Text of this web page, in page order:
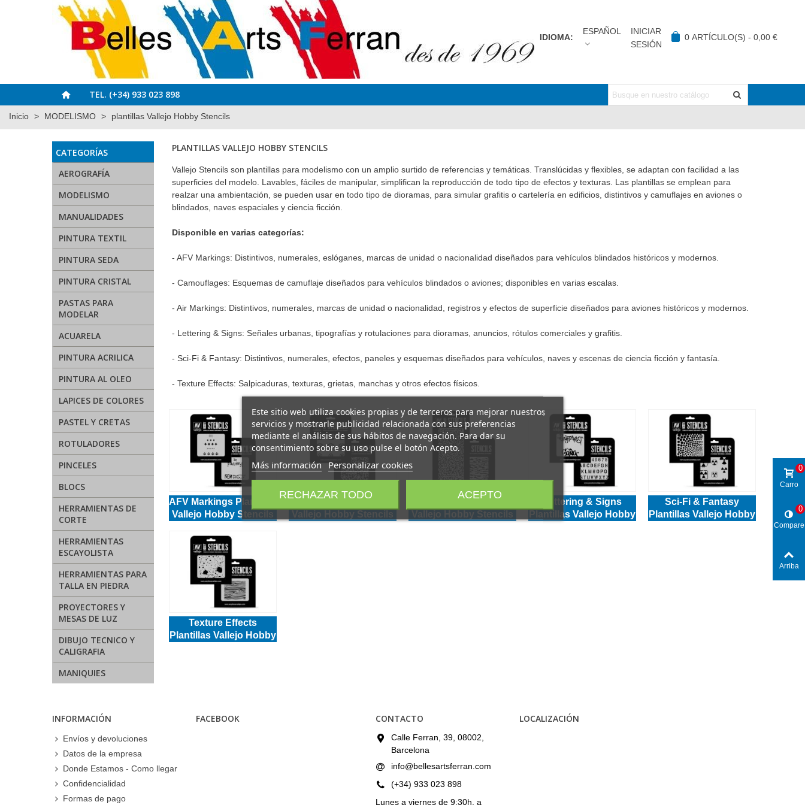
IDIOMA:
ESPAÑOL
INICIAR
SESIÓN
0 ARTÍCULO(S) - 0,00 €
TEL. (+34) 933 023 898
Inicio > MODELISMO > plantillas Vallejo Hobby Stencils
CATEGORÍAS
AEROGRAFÍA
MODELISMO
MANUALIDADES
PINTURA TEXTIL
PINTURA SEDA
PINTURA CRISTAL
PASTAS PARA
MODELAR
ACUARELA
PINTURA ACRILICA
PINTURA AL OLEO
LAPICES DE COLORES
PASTEL Y CRETAS
ROTULADORES
PINCELES
BLOCS
HERRAMIENTAS DE
CORTE
HERRAMIENTAS
ESCAYOLISTA
HERRAMIENTAS PARA
TALLA EN PIEDRA
PROYECTORES Y
MESAS DE LUZ
DIBUJO TECNICO Y
CALIGRAFIA
MANIQUIES
PLANTILLAS VALLEJO HOBBY STENCILS
Vallejo Stencils son plantillas para modelismo con un amplio surtido de referencias y temáticas. Translúcidas y flexibles, se adaptan con facilidad a las
superficies del modelo. Lavables, fáciles de manipular, simplifican la reproducción de todo tipo de efectos y texturas. Las plantillas se emplean para
realzar una ambientación, se pueden usar en todo tipo de dioramas, para simular grafitis o cartelería en edificios, distintivos y camuflajes en aviones o
blindados, naves espaciales y ciencia ficción.
Disponible en varias categorías:
- AFV Markings: Distintivos, numerales, eslóganes, marcas de unidad o nacionalidad diseñados para vehículos blindados históricos y modernos.
- Camouflages: Esquemas de camuflaje diseñados para vehículos blindados o aviones; disponibles en varias escalas.
- Air Markings: Distintivos, numerales, marcas de unidad o nacionalidad, registros y efectos de superficie diseñados para aviones históricos y modernos.
- Lettering & Signs: Señales urbanas, tipografías y rotulaciones para dioramas, anuncios, rótulos comerciales y grafitis.
- Sci-Fi & Fantasy: Distintivos, numerales, efectos, paneles y esquemas diseñados para vehículos, naves y escenas de ciencia ficción y fantasía.
- Texture Effects: Salpicaduras, texturas, grietas, manchas y otros efectos físicos.
AFV Markings Plantillas
Vallejo Hobby Stencils
Air Markings Plantillas
Vallejo Hobby Stencils
Camouflages Plantillas
Vallejo Hobby Stencils
Lettering & Signs
Plantillas Vallejo Hobby
Sci-Fi & Fantasy
Plantillas Vallejo Hobby
Texture Effects
Plantillas Vallejo Hobby
INFORMACIÓN
Envíos y devoluciones
Datos de la empresa
Donde Estamos - Como llegar
Confidencialidad
Formas de pago
FACEBOOK CONTACTO
Calle Ferran, 39, 08002,
Barcelona
info@bellesartsferran.com
(+34) 933 023 898
Lunes a viernes de 9:30h. a
LOCALIZACIÓN
Este sitio web utiliza cookies propias y de terceros para mejorar nuestros
servicios y mostrarle publicidad relacionada con sus preferencias
mediante el análisis de sus hábitos de navegación. Para dar su
consentimiento sobre su uso pulse el botón Acepto.
Más información Personalizar cookies
RECHAZAR TODO ACEPTO
Carro
0
Compare
0
Arriba